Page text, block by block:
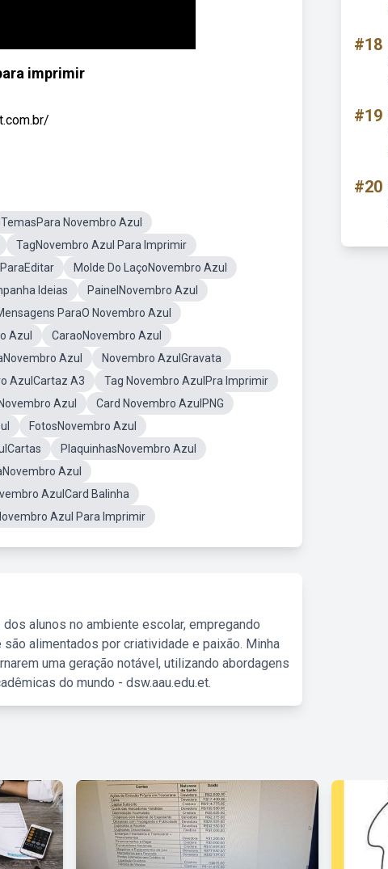
imprimir
TemasPara Novembro Azul
TagNovembro Azul Para Imprimir
Molde Do LaçoNovembro Azul
Ideias
PainelNovembro Azul
ParaO Novembro Azul
Azul
CaraoNovembro Azul
Azul
Novembro AzulGravata
AzulCartaz A3
Tag Novembro AzulPra Imprimir
Azul
Card Novembro AzulPNG
FotosNovembro Azul
PlaquinhasNovembro Azul
Azul
AzulCard Balinha
Azul Para Imprimir
alunos no ambiente escolar, empregando
alimentados por criatividade e paixão. Minha
uma geração notável, utilizando abordagens
do mundo - dsw.aau.edu.et.
#18
#19
#20